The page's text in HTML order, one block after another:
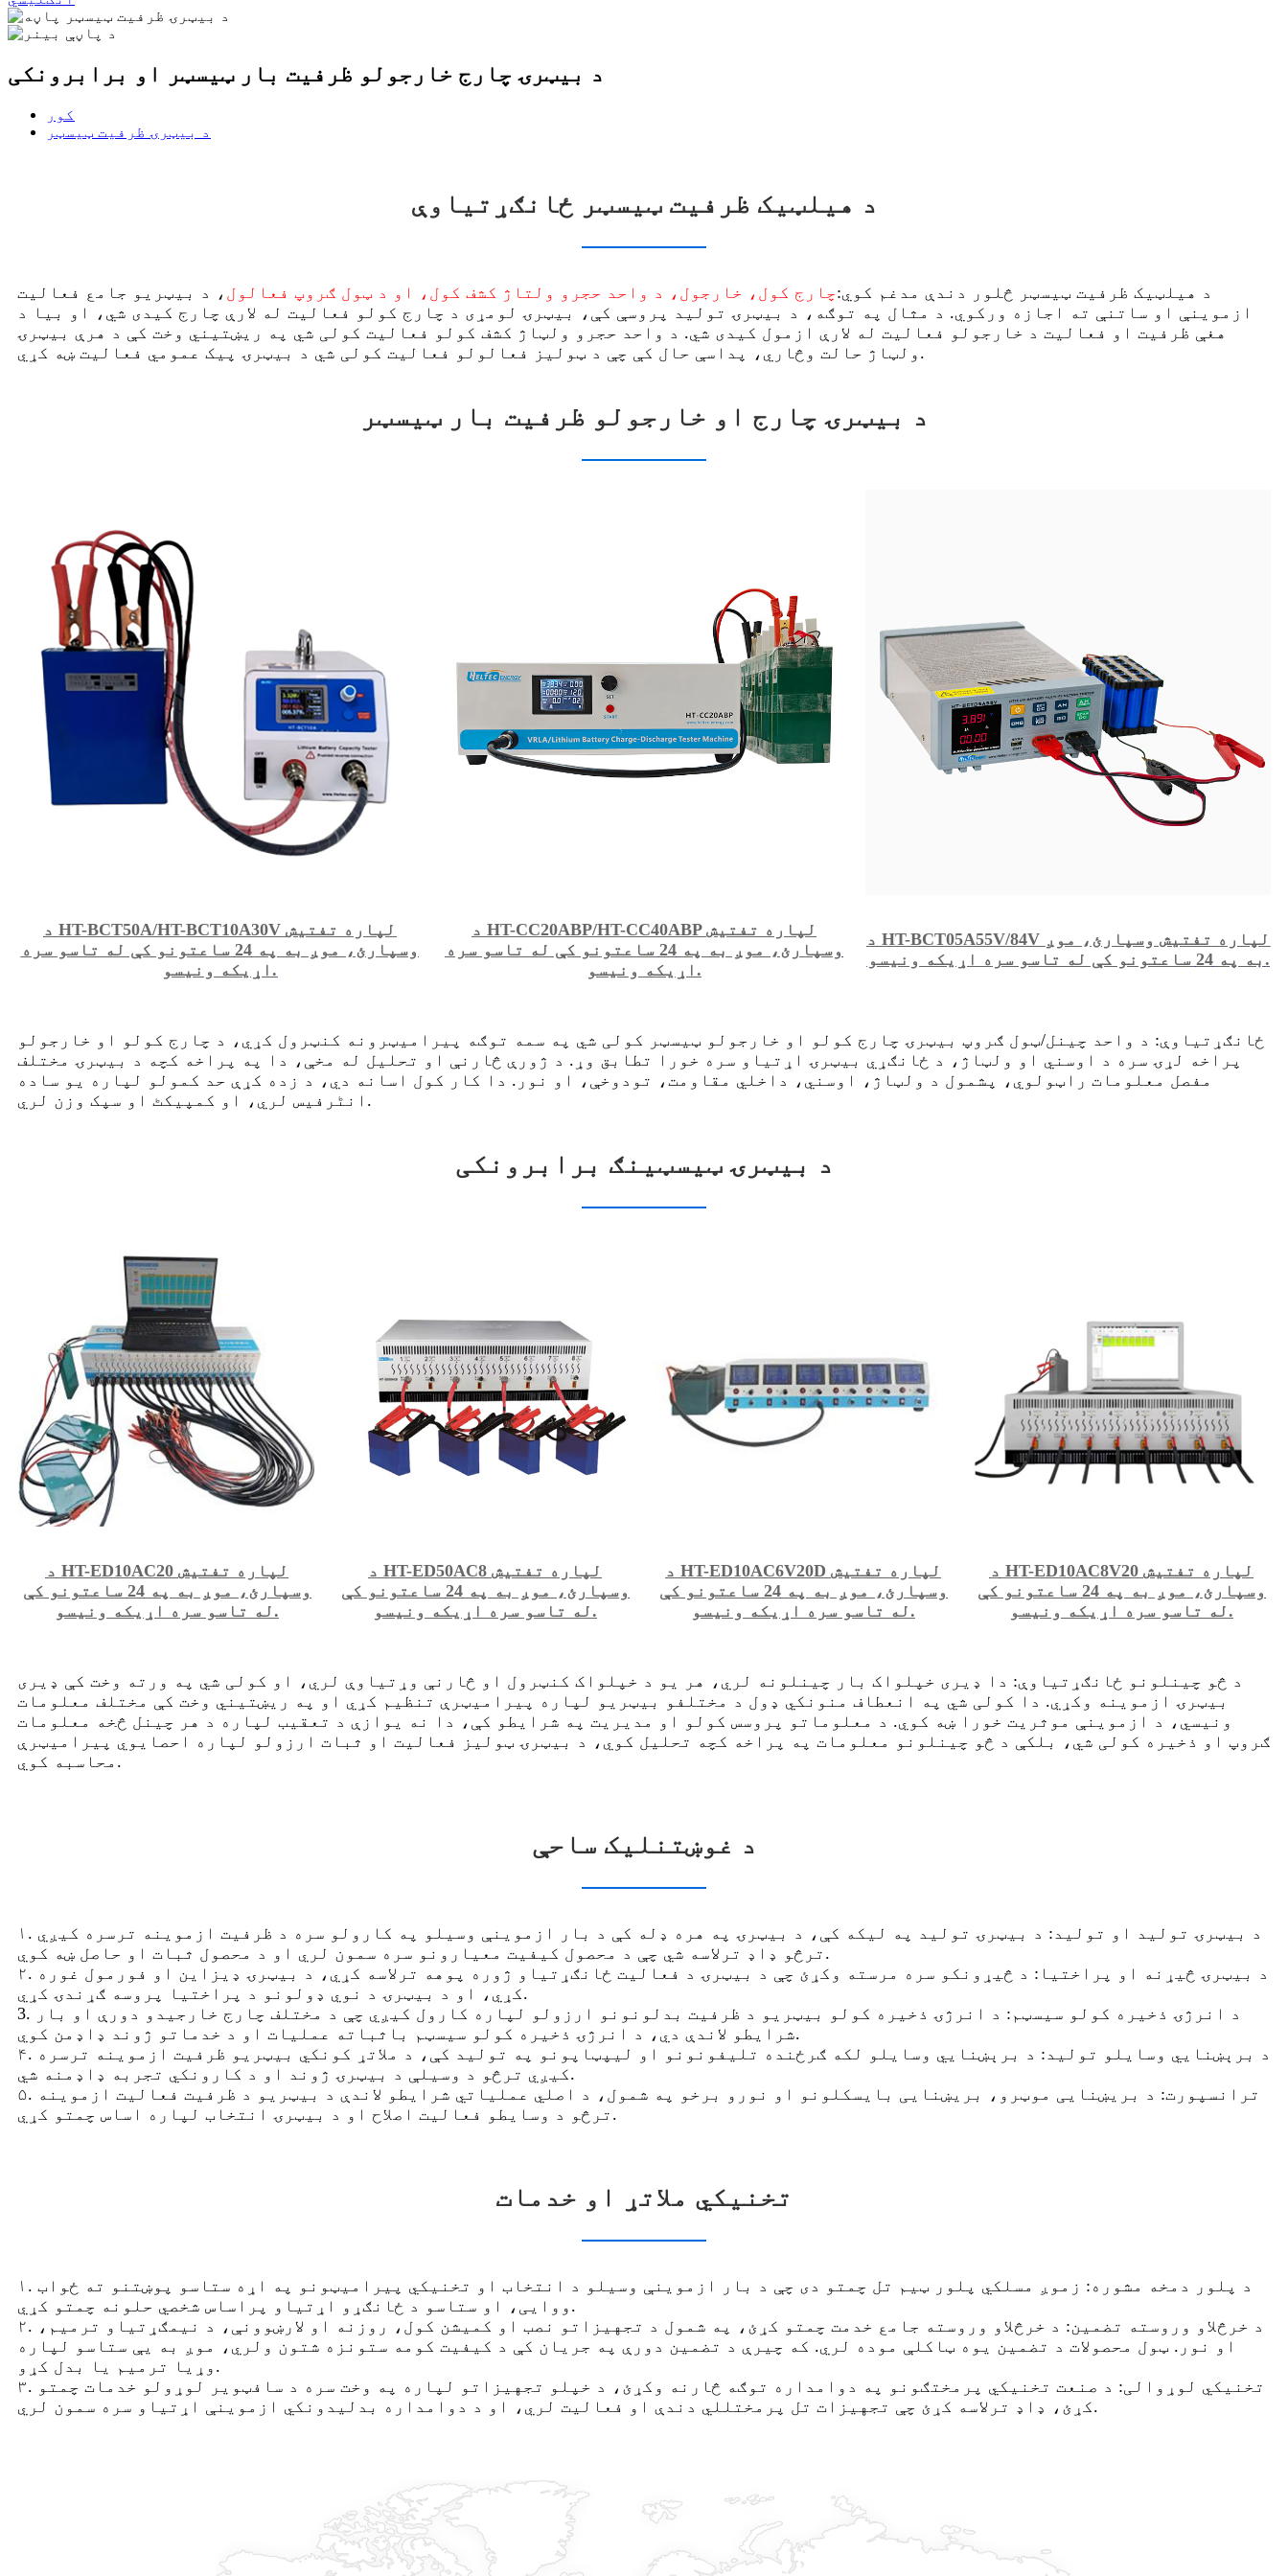
د بیټرۍ چارج خارجولو ظرفیت بار ټیسټر او برابرونکی
کور
د بیټرۍ ظرفیت ټیسټر
د هیلټیک ظرفیت ټیسټر ځانګړتیاوې
د هیلټیک ظرفیت ټیسټر څلور دندې مدغم کوي:چارج کول، خارجول، د واحد حجرو ولتاژ کشف کول، او د ټول ګروپ فعالول ، د بیټریو جامع فعالیت
ازموینې او ساتنې ته اجازه ورکوي. د مثال په توګه، د بیټرۍ تولید پروسې کې، بیټرۍ لومړی د چارج کولو فعالیت له لارې چارج کیدی شي، او بیا د
هغې ظرفیت او فعالیت د خارجولو فعالیت له لارې ازمول کیدی شي. د واحد حجرو ولټاژ کشف کولو فعالیت کولی شي په ریښتیني وخت کې د هرې بیټرۍ
ولټاژ حالت وڅاري، پداسې حال کې چې د ټولیز فعالولو فعالیت کولی شي د بیټرۍ پیک عمومي فعالیت ښه کړي.
د بیټرۍ چارج او خارجولو ظرفیت بار ټیسټر
د HT-BCT50A/HT-BCT10A30V لپاره تفتیش
وسپارئ، موږ به په 24 ساعتونو کې له تاسو سره
اړیکه ونیسو.
د HT-CC20ABP/HT-CC40ABP لپاره تفتیش
وسپارئ، موږ به په 24 ساعتونو کې له تاسو سره
اړیکه ونیسو.
د HT-BCT05A55V/84V لپاره تفتیش وسپارئ، موږ
به په 24 ساعتونو کې له تاسو سره اړیکه ونیسو.
ځانګړتیاوې: د واحد چینل/ټول ګروپ بیټرۍ چارج کولو او خارجولو ټیسټر کولی شي په سمه توګه پیرامیټرونه کنټرول کړي، د چارج کولو او خارجولو
پراخه لړۍ سره د اوسني او ولټاژ، د ځانګړي بیټرۍ اړتیاو سره خورا تطابق وړ. د ژورې څارنې او تحلیل له مخې، دا په پراخه کچه د بیټرۍ مختلف
مفصل معلومات راټولوي، پشمول د ولټاژ، اوسني، داخلي مقاومت، تودوخې، او نور. دا کار کول اسانه دي، د زده کړې حد کمولو لپاره یو ساده
انٹرفیس لري، او کمپیکٹ او سپک وزن لري.
د بیټرۍ ټیسټینګ برابرونکی
د HT-ED10AC20 لپاره تفتیش
وسپارئ، موږ به په 24 ساعتونو کې
له تاسو سره اړیکه ونیسو.
د HT-ED50AC8 لپاره تفتیش
وسپارئ، موږ به په 24 ساعتونو کې
له تاسو سره اړیکه ونیسو.
د HT-ED10AC6V20D لپاره تفتیش
وسپارئ، موږ به په 24 ساعتونو کې
له تاسو سره اړیکه ونیسو.
د HT-ED10AC8V20 لپاره تفتیش
وسپارئ، موږ به په 24 ساعتونو کې
له تاسو سره اړیکه ونیسو.
د څو چینلونو ځانګړتیاوې: دا ډیری خپلواک بار چینلونه لري، هر یو د خپلواک کنټرول او څارنې وړتیاوې لري، او کولی شي په ورته وخت کې ډیری
بیټرۍ ازموینه وکړي. دا کولی شي په انعطاف منونکي ډول د مختلفو بیټریو لپاره پیرامیټرې تنظیم کړي او په ریښتیني وخت کې مختلف معلومات
ونیسي، د ازموینې موثریت خورا ښه کوي. د معلوماتو پروسس کولو او مدیریت په شرایطو کې، دا نه یوازې د تعقیب لپاره د هر چینل څخه معلومات
ګروپ او ذخیره کولی شي، بلکې د څو چینلونو معلومات په پراخه کچه تحلیل کوي، د بیټرۍ ټولیز فعالیت او ثبات ارزولو لپاره احصایوي پیرامیټرې
محاسبه کوي.
د غوښتنلیک ساحې
۱. د بیټرۍ تولید او تولید: د بیټرۍ تولید په لیکه کې، د بیټرۍ په هره ډله کې د بار ازموینې وسیلو په کارولو سره د ظرفیت ازموینه ترسره کیږي
ترڅو ډاډ ترلاسه شي چې د محصول کیفیت معیارونو سره سمون لري او د محصول ثبات او حاصل ښه کوي.
۲. د بیټرۍ څیړنه او پراختیا: د څیړونکو سره مرسته وکړئ چې د بیټرۍ د فعالیت ځانګړتیاو ژوره پوهه ترلاسه کړي، د بیټرۍ ډیزاین او فورمول غوره
کړي، او د بیټرۍ د نوي ډولونو د پراختیا پروسه ګړندۍ کړي.
3. د انرژۍ ذخیره کولو سیسټم: د انرژۍ ذخیره کولو بیټریو د ظرفیت بدلونونو ارزولو لپاره کارول کیږي چې د مختلف چارج خارجیدو دورې او بار
شرایطو لاندې دي، د انرژۍ ذخیره کولو سیسټم باثباته عملیات او د خدماتو ژوند ډاډمن کوي.
۴. د برېښنايي وسایلو تولید: د برېښنايي وسایلو لکه ګرځنده تلیفونونو او لیپټاپونو په تولید کې، د ملاتړ کونکي بیټریو ظرفیت ازموینه ترسره
کیږي ترڅو د وسیلې د بیټرۍ ژوند او د کارونکي تجربه ډاډمنه شي.
۵. ترانسپورت: د بریښنایی موټرو، بریښنایی بایسکلونو او نورو برخو په شمول، د اصلي عملیاتي شرایطو لاندې د بیټریو د ظرفیت فعالیت ازموینه
ترڅو د وسایطو فعالیت اصلاح او د بیټرۍ انتخاب لپاره اساس چمتو کړي.
تخنیکي ملاتړ او خدمات
۱. د پلور دمخه مشوره: زموږ مسلکي پلور ټیم تل چمتو دی چې د بار ازموینې وسیلو د انتخاب او تخنیکي پیرامیټونو په اړه ستاسو پوښتنو ته ځواب
ووایی، او ستاسو د ځانګړو اړتیاو پراساس شخصي حلونه چمتو کړي.
۲. د خرڅلاو وروسته تضمین: د خرڅلاو وروسته جامع خدمت چمتو کړئ، په شمول د تجهیزاتو نصب او کمیشن کول، روزنه او لارښوونې، د نیمګړتیاو ترمیم،
او نور. ټول محصولات د تضمین یوه ټاکلې موده لري. که چیرې د تضمین دورې په جریان کې د کیفیت کومه ستونزه شتون ولري، موږ به یې ستاسو لپاره
وړیا ترمیم یا بدل کړو.
۳. تخنیکي لوړوالی: د صنعت تخنیکي پرمختګونو په دوامداره توګه څارنه وکړئ، د خپلو تجهیزاتو لپاره په وخت سره د سافټویر لوړولو خدمات چمتو
کړئ، ډاډ ترلاسه کړئ چې تجهیزات تل پرمختللي دندې او فعالیت لري، او د دوامداره بدلیدونکي ازموینې اړتیاو سره سمون لري.